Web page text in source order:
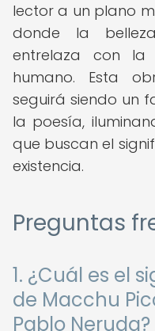
lector a un plano
donde la
entrelaza con la
humano. Esta
seguirá siendo un
la poesía,
que buscan el
existencia.
Preguntas
1. ¿Cuál es el
de Macchu
Pablo Neruda?